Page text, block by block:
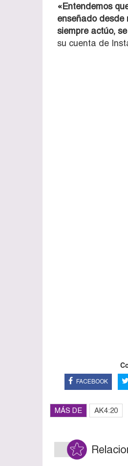
«Entendemos
enseñado desde
siempre actúo,
su cuenta de
FACEBOOK
MÁS DE AK4:20